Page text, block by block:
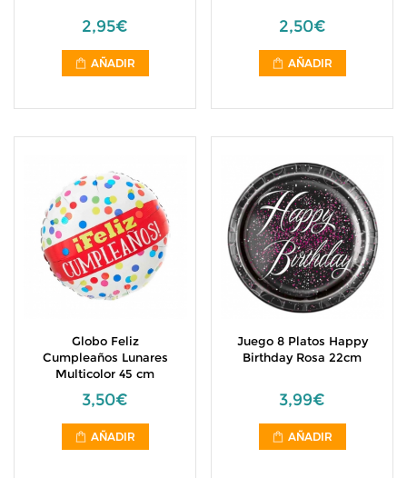
2,95€
AÑADIR
2,50€
AÑADIR
Globo Feliz
Cumpleaños Lunares
Multicolor 45 cm
3,50€
AÑADIR
Juego 8 Platos Happy
Birthday Rosa 22cm
3,99€
AÑADIR